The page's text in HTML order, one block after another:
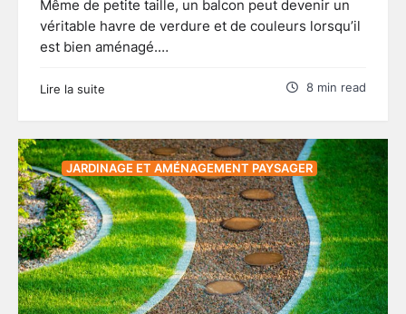
Même de petite taille, un balcon peut devenir un
véritable havre de verdure et de couleurs lorsqu’il
est bien aménagé.…
Lire la suite 8 min read
JARDINAGE ET AMÉNAGEMENT PAYSAGER